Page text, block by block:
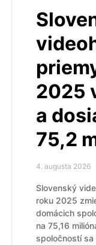
2025
a
75,2
4. augusta 2026
Slovenský
roku 2025
domácich
na 75,16
spoločností